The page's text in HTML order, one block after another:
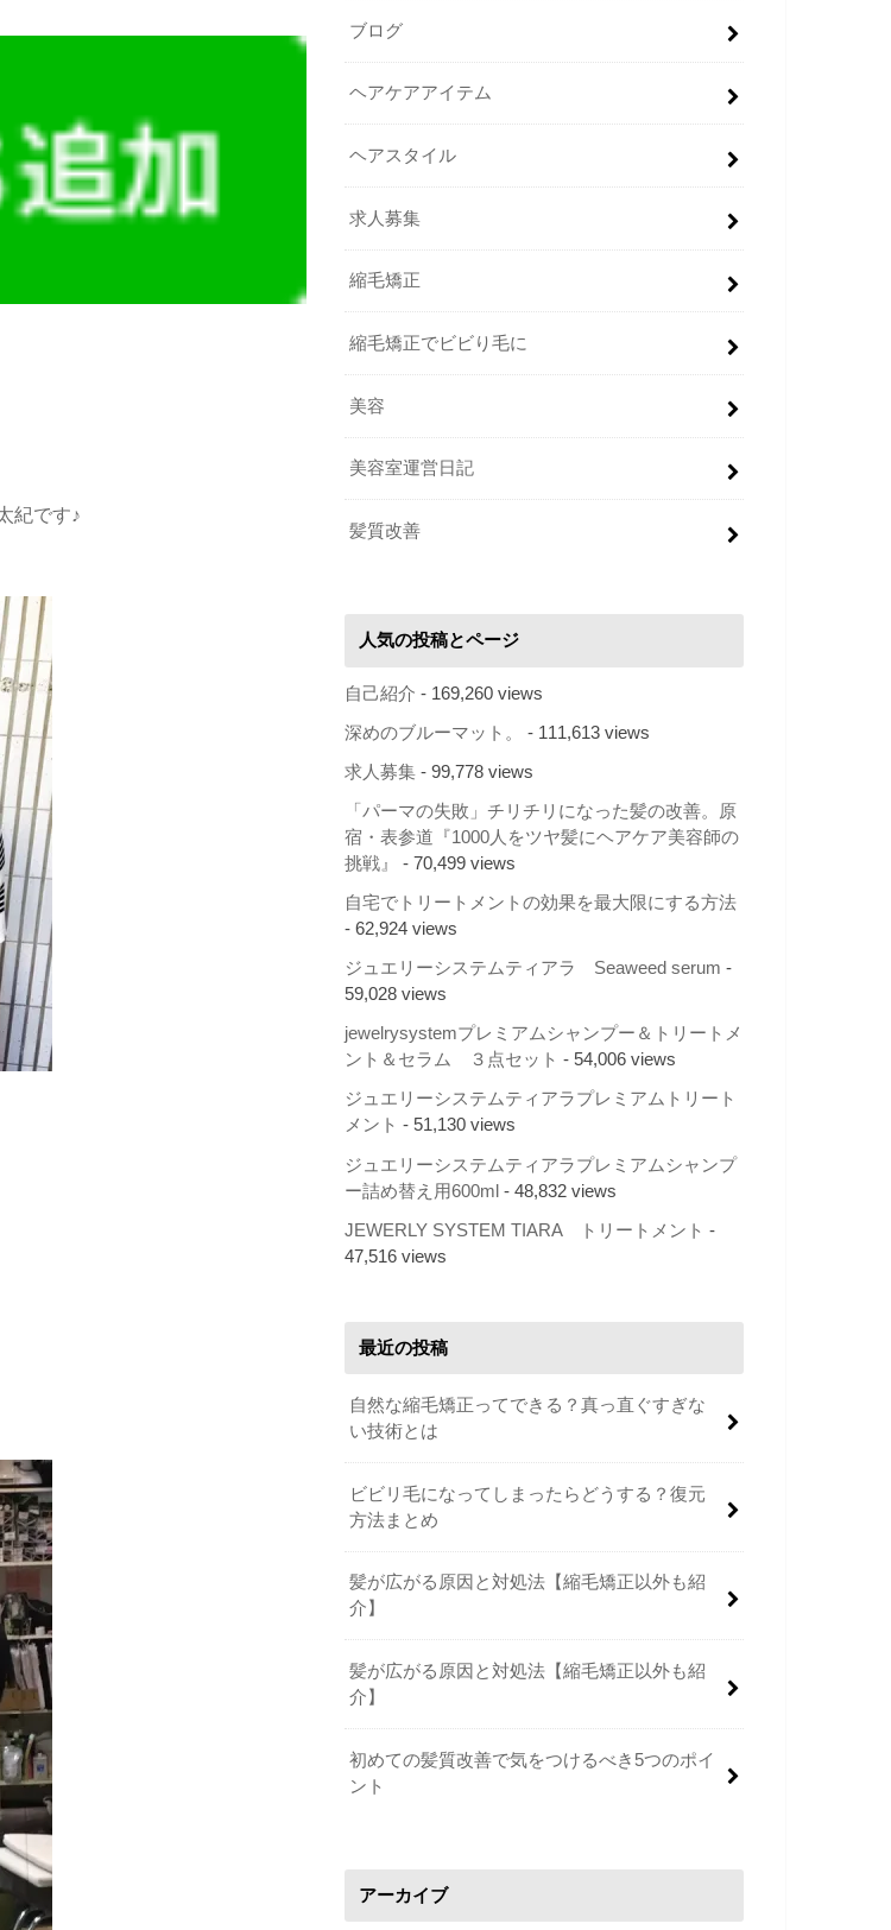
紀です♪
ブログ
ヘアケアアイテム
ヘアスタイル
求人募集
縮毛矯正
縮毛矯正でビビり毛に
美容
美容室運営日記
髪質改善
人気の投稿とページ
自己紹介 - 169,260 views
深めのブルーマット。 - 111,613 views
求人募集 - 99,778 views
「パーマの失敗」チリチリになった髪の改善。原
宿・表参道『1000人をツヤ髪にヘアケア美容師の
挑戦』
- 70,499 views
自宅でトリートメントの効果を最大限にする方法
- 62,924 views
ジュエリーシステムティアラ Seaweed serum -
59,028 views
jewelrysystemプレミアムシャンプー＆トリートメ
ント＆セラム ３点セット - 54,006 views
ジュエリーシステムティアラプレミアムトリート
メント - 51,130 views
ジュエリーシステムティアラプレミアムシャンプ
ー詰め替え用600ml - 48,832 views
JEWERLY SYSTEM TIARA トリートメント -
47,516 views
最近の投稿
自然な縮毛矯正ってできる？真っ直ぐすぎな
い技術とは
ビビリ毛になってしまったらどうする？復元
方法まとめ
髪が広がる原因と対処法【縮毛矯正以外も紹
介】
髪が広がる原因と対処法【縮毛矯正以外も紹
介】
初めての髪質改善で気をつけるべき5つのポイ
ント
アーカイブ